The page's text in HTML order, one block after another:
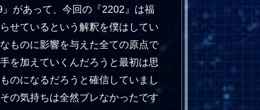
があって、今回の『2202』は福
せているという解釈を僕はしてい
ものに影響を与えた全ての原点で
を加えていくんだろうと最初は思
のになるだろうと確信していまし
の気持ちは全然ブレなかったです